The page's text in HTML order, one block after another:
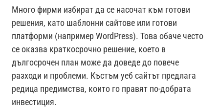
Много фирми избират да се насочат към готови
решения, като шаблонни сайтове или готови
платформи (например WordPress). Това обаче често
се оказва краткосрочно решение, което в
дългосрочен план може да доведе до повече
разходи и проблеми. Къстъм уеб сайтът предлага
редица предимства, които го правят по-добрата
инвестиция.